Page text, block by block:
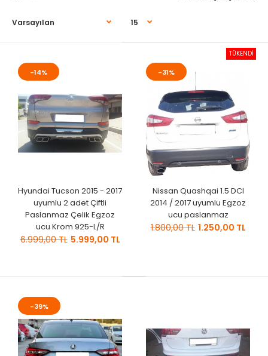
-14%
Hyundai Tucson 2015 - 2017
uyumlu 2 adet Çiftli
Paslanmaz Çelik Egzoz
ucu Krom 925-L/R
6.999,00 TL 5.999,00 TL
TÜKENDİ
-31%
Nissan Quashqai 1.5 DCI
2014 / 2017 uyumlu Egzoz
ucu paslanmaz
1.800,00 TL 1.250,00 TL
-39%